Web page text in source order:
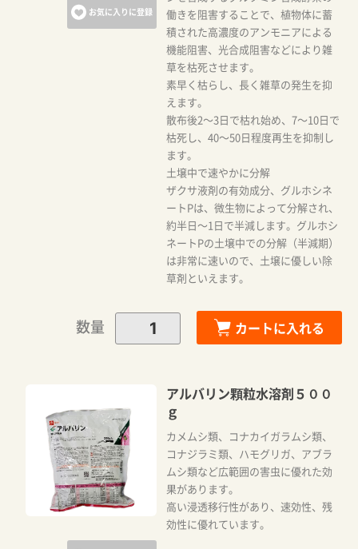
お気に入りに登録
働きを阻害することで、植物体に蓄
積された高濃度のアンモニアによる
機能阻害、光合成阻害などにより雑
草を枯死させます。
素早く枯らし、長く雑草の発生を抑
えます。
散布後2～3日で枯れ始め、7～10日で
枯死し、40～50日程度再生を抑制し
ます。
土壌中で速やかに分解
ザクサ液剤の有効成分、グルホシネ
ートPは、微生物によって分解され、
約半日～1日で半減します。グルホシ
ネートPの土壌中での分解（半減期）
は非常に速いので、土壌に優しい除
草剤といえます。
数量 カートに入れる
アルバリン顆粒水溶剤５００
ｇ
カメムシ類、コナカイガラムシ類、
コナジラミ類、ハモグリガ、アブラ
ムシ類など広範囲の害虫に優れた効
果があります。
高い浸透移行性があり、速効性、残
効性に優れています。